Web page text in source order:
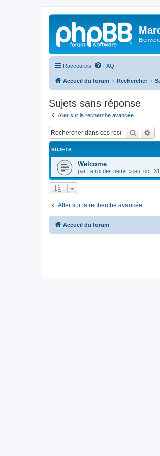
Raccourcis FAQ
Accueil du forum Rechercher
Sujets sans réponse
Aller sur la recherche avancée
SUJETS
Welcome
par Le roi des nems » jeu. oct.
Aller sur la recherche avancée
Accueil du forum